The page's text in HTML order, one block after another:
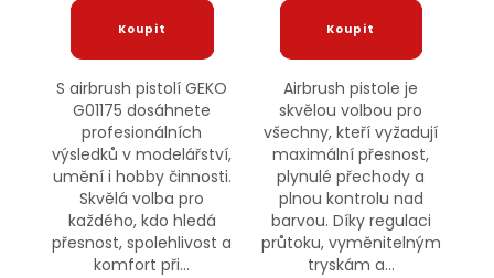
S airbrush pistolí GEKO
G01175 dosáhnete
profesionálních
výsledků v modelářství,
umění i hobby činnosti.
Skvělá volba pro
každého, kdo hledá
přesnost, spolehlivost a
komfort při...
Airbrush pistole je
skvělou volbou pro
všechny, kteří vyžadují
maximální přesnost,
plynulé přechody a
plnou kontrolu nad
barvou. Díky regulaci
průtoku, vyměnitelným
tryskám a...